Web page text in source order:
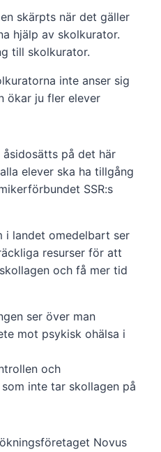
skärpts när det gäller
hjälp av skolkurator.
till skolkurator.
inte anser sig
ökar ju fler elever
på det här
elever ska ha tillgång
SSR:s
i landet omedelbart ser
resurser för att
och få mer tid
ser över man
mot psykisk ohälsa i
och
inte tar skollagen på
Novus